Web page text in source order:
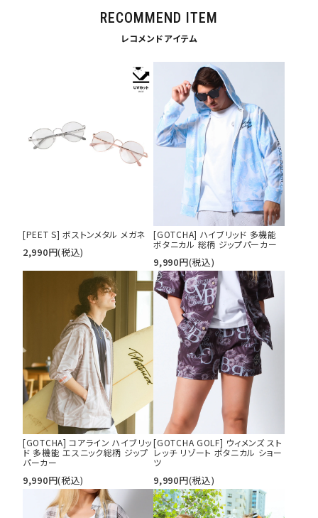
円 ～
L
32inc
34inc
36inc
38inc
40inc
カラー
tune 絞り込んで検索する
RECOMMEND ITEM
レコメンドアイテム
[PEET S] ボストンメタル メガネ
2,990円(税込)
[GOTCHA] ハイブリッド 多機能
ボタニカル 総柄 ジップパーカー
9,990円(税込)
[GOTCHA] コアライン ハイブリッ
ド 多機能 エスニック総柄 ジップ
パーカー
9,990円(税込)
[GOTCHA GOLF] ウィメンズ スト
レッチ リゾート ボタニカル ショー
ツ
9,990円(税込)